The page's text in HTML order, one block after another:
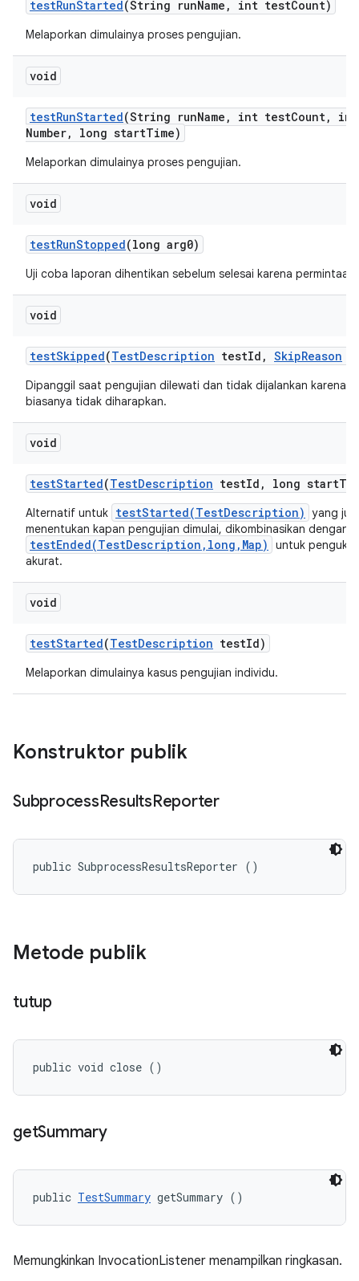
testRunStarted(String runName , int testCount)
Melaporkan dimulainya proses pengujian.
void
testRunStarted(String runName , int testCount,
int
Number, long startTime)
Melaporkan dimulainya proses pengujian.
void
testRunStopped(long arg0)
Uji coba laporan dihentikan sebelum selesai karena
void
testSkipped(TestDescription testId , SkipReason
Dipanggil saat pengujian dilewati dan tidak dijalankan karena
biasanya tidak diharapkan.
void
testStarted(TestDescription testId , long start
Alternatif untuk testStarted(TestDescription) yang
menentukan kapan pengujian dimulai, dikombinasikan dengan
testEnded(TestDescription,long,Map)
untuk
akurat.
void
testStarted(TestDescription testId)
Melaporkan dimulainya kasus pengujian individu.
Konstruktor publik
SubprocessResultsReporter
public SubprocessResultsReporter ()
Metode publik
tutup
public void close ()
getSummary
public TestSummary getSummary ()
Memungkinkan InvocationListener menampilkan ringkasan.